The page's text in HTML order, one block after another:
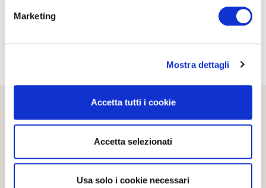
Marketing
Mostra dettagli
Accetta tutti i cookie
Accetta selezionati
Usa solo i cookie necessari